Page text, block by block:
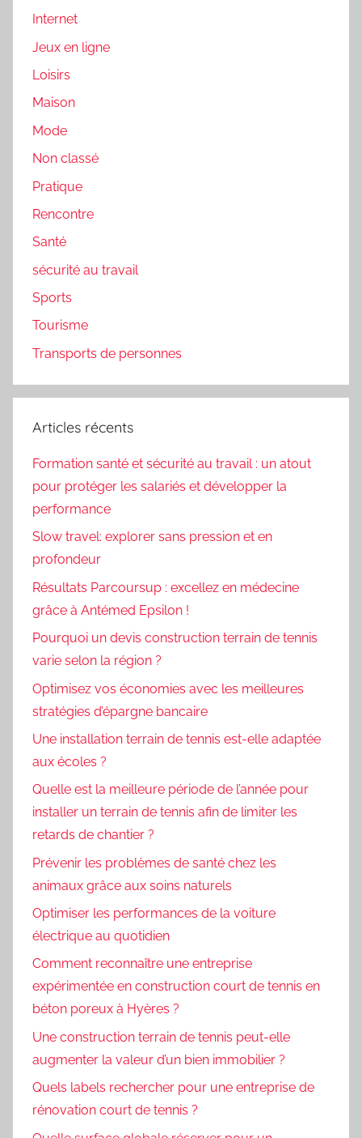
Internet
Jeux en ligne
Loisirs
Maison
Mode
Non classé
Pratique
Rencontre
Santé
sécurité au travail
Sports
Tourisme
Transports de personnes
Articles récents
Formation santé et sécurité au travail : un atout
pour protéger les salariés et développer la
performance
Slow travel: explorer sans pression et en
profondeur
Résultats Parcoursup : excellez en médecine
grâce à Antémed Epsilon !
Pourquoi un devis construction terrain de tennis
varie selon la région ?
Optimisez vos économies avec les meilleures
stratégies d’épargne bancaire
Une installation terrain de tennis est-elle adaptée
aux écoles ?
Quelle est la meilleure période de l’année pour
installer un terrain de tennis afin de limiter les
retards de chantier ?
Prévenir les problèmes de santé chez les
animaux grâce aux soins naturels
Optimiser les performances de la voiture
électrique au quotidien
Comment reconnaître une entreprise
expérimentée en construction court de tennis en
béton poreux à Hyères ?
Une construction terrain de tennis peut-elle
augmenter la valeur d’un bien immobilier ?
Quels labels rechercher pour une entreprise de
rénovation court de tennis ?